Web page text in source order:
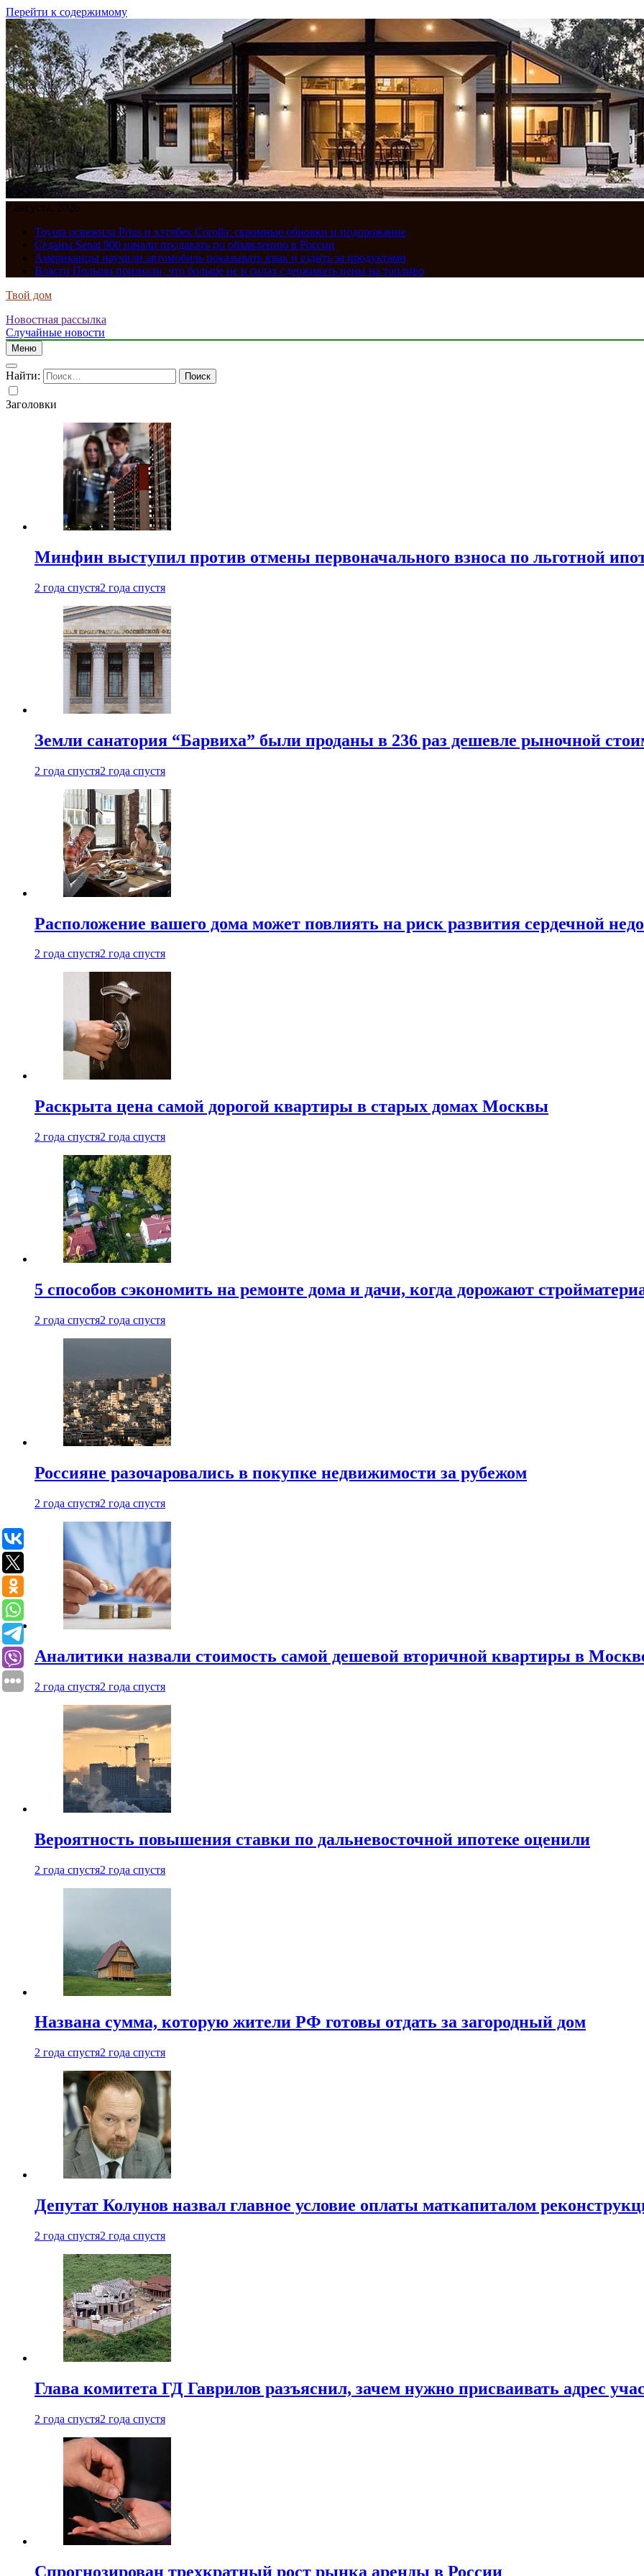
Перейти к содержимому
7 августа, 2026
Toyota освежила Prius и хэтчбек Corolla: скромные обновки и подорожание
Седаны Senat 900 начали продавать по объявлению в России
Американцы научили автомобиль показывать язык и ездить за продуктами
Власти Польши признали, что больше не в силах сдерживать цены на топливо
Твой дом
Новостная рассылка
Случайные новости
Меню
Найти:
Заголовки
Минфин выступил против отмены первоначального взноса по льготной
2 года спустя2 года спустя
Земли санатория “Барвиха” были проданы в 236 раз дешевле рыночной
2 года спустя2 года спустя
Расположение вашего дома может повлиять на риск развития сердечной
2 года спустя2 года спустя
Раскрыта цена самой дорогой квартиры в старых домах Москвы
2 года спустя2 года спустя
5 способов сэкономить на ремонте дома и дачи, когда дорожают
2 года спустя2 года спустя
Россияне разочаровались в покупке недвижимости за рубежом
2 года спустя2 года спустя
Аналитики назвали стоимость самой дешевой вторичной квартиры в
2 года спустя2 года спустя
Вероятность повышения ставки по дальневосточной ипотеке оценили
2 года спустя2 года спустя
Названа сумма, которую жители РФ готовы отдать за загородный дом
2 года спустя2 года спустя
Депутат Колунов назвал главное условие оплаты маткапиталом
2 года спустя2 года спустя
Глава комитета ГД Гаврилов разъяснил, зачем нужно присваивать адрес
2 года спустя2 года спустя
Спрогнозирован трехкратный рост рынка аренды в России